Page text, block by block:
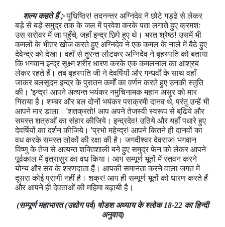
शल्य कहते हैं ;-युधिष्ठिर! तदनन्तर अग्निदेव ने छोटे गड्ढे से लेकर
बड़े से बड़े समुद्र तक के जल में प्रवेश करके पता लगाते हुए क्रमशः
उस सरोवर में जा पहुँचे, जहाँ इन्द्र छिपे हुए थे। भरत श्रेष्ठ! उसमें भी
कमलों के भीतर खोज करते हुए अग्निदेव ने एक कमल के नाले में बैठे हुए
देवेन्द्र को देखा। वहाँ से तुरन्त लौटकर अग्निदेव ने बृहस्पति को बताया
कि भगवान इन्द्र सूक्ष्म शरीर धारण करके एक कमलनाल का आश्रय
लेकर रहते हैं। तब बृहस्पति जी ने देवर्षियों और गन्धर्वों के साथ वहाँ
जाकर बलसूदन इन्द्र के पुरातन कर्मों का वर्णन करते हुए उनकी स्तुति
की। 'इन्द्र! आपने अत्यन्त भयंकर नमुचिनामक महान असुर को मार
गिराया है। शम्बर और बल दोनों भयंकर पराक्रमी दानव थे; परंतु उन्‍हें भी
आपने मार डाला। 'शतक्रतो! आप अपने तेजस्वी स्वरूप से बढि़ये और
समस्त शत्रुओं का संहार कीजिये। इन्द्रदेव! उठिये और यहाँ पधारे हुए
देवर्षियों का दर्शन कीजिये। 'प्रभो महेन्द्र! आपने कितने ही दानवों का
वध करके समस्त लोकों की रक्षा की है। जगदीश्वर देवराज! भगवान
विष्णु के तेज से अत्यन्त शक्तिशाली बने हुए समुद्र फेन को लेकर आपने
पूर्वकाल में वृत्रासुर का वध किया। आप सम्पूर्ण भूतों में स्तवन करने
योग्य और सब के शरणदाता हैं। आपकी समानता करने वाला जगत में
दूसरा कोई प्राणी नहीं है। शक्र! आप ही सम्पूर्ण भूतों को धारण करते हैं
और आपने ही देवताओं की महिमा बढ़ायी है।
(सम्पूर्ण महाभारत (उद्योग पर्व) षोडश अध्याय के श्लोक 18-22 का हिन्दी
अनुवाद)